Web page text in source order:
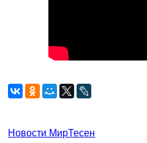
Новости МирТесен